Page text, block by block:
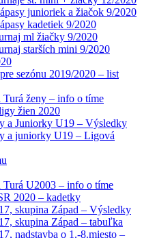
junioriek a žiačok 9/2020
kadetiek 9/2020
ml žiačky 9/2020
starších mini 9/2020
sezónu 2019/2020 – list
ženy – info o tíme
žien 2020
a Juniorky U19 – Výsledky
a juniorky U19 – Ligová
U2003 – info o tíme
2020 – kadetky
skupina Západ – Výsledky
skupina Západ – tabuľka
nadstavba o 1.-8.miesto –